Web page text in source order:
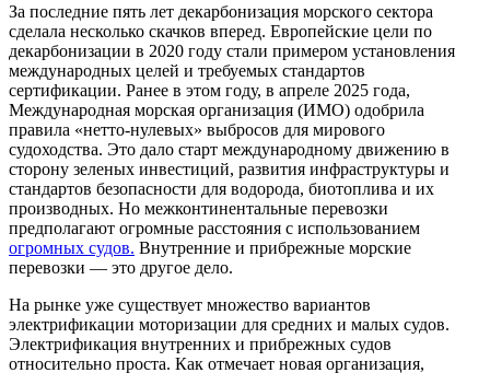
За последние пять лет декарбонизация морского сектора
сделала несколько скачков вперед. Европейские цели по
декарбонизации в 2020 году стали примером установления
международных целей и требуемых стандартов
сертификации. Ранее в этом году, в апреле 2025 года,
Международная морская организация (ИМО) одобрила
правила «нетто-нулевых» выбросов для мирового
судоходства. Это дало старт международному движению в
сторону зеленых инвестиций, развития инфраструктуры и
стандартов безопасности для водорода, биотоплива и их
производных. Но межконтинентальные перевозки
предполагают огромные расстояния с использованием
огромных судов. Внутренние и прибрежные морские
перевозки — это другое дело.
На рынке уже существует множество вариантов
электрификации моторизации для средних и малых судов.
Электрификация внутренних и прибрежных судов
относительно проста. Как отмечает новая организация,